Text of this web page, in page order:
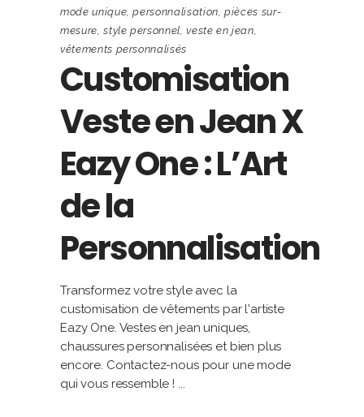
mode unique ,personnalisation ,pièces sur-
mesure ,style personnel ,veste en jean
vêtements personnalisés
Customisation
Veste en Jean X
Eazy One : L’Art
de la
Personnalisation
Transformez votre style avec la
customisation de vêtements par l'artiste
Eazy One. Vestes en jean uniques,
chaussures personnalisées et bien plus
encore. Contactez-nous pour une mode
qui vous ressemble !